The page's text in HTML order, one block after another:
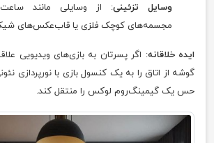
وسایل تزئینی: از وسایلی مانند
مجسمه‌های کوچک فلزی یا قاب‌عکس‌های شیک
ایده خلاقانه: اگر پسرتان به بازی‌های ویدیویی
گوشه از اتاق را به یک کنسول بازی با نورپردازی
حس یک گیمینگ‌روم لوکس را منتقل کند.